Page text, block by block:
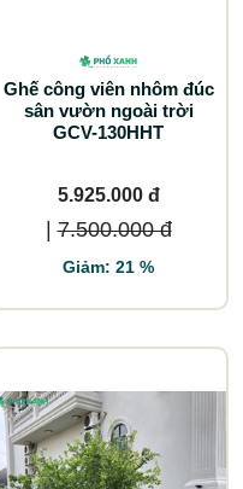
Ghế công viên nhôm đúc
sân vườn ngoài trời
GCV-130HHT
5.925.000 đ
| 7.500.000 đ
Giảm: 21 %